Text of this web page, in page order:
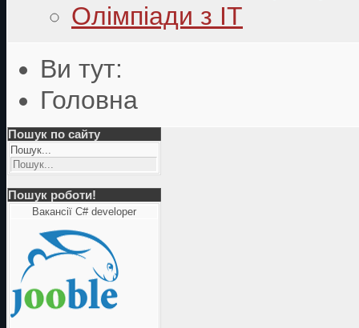
Олімпіади з ІТ
Ви тут:
Головна
Пошук по сайту
Пошук...
Пошук роботи!
Вакансії C# developer